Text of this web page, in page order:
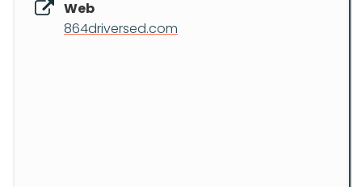
Web
864driversed.com